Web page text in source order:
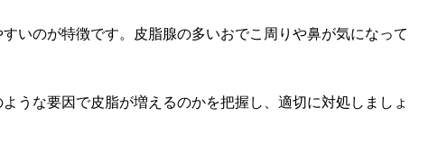
いのが特徴です。皮脂腺の多いおでこ周りや鼻が気になって
うな要因で皮脂が増えるのかを把握し、適切に対処しましょ